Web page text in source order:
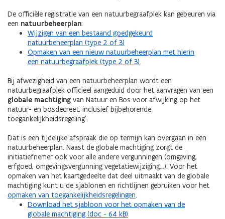
De officiële registratie van een natuurbegraafplek kan gebeuren via
een natuurbeheerplan:
Wijzigen van een bestaand goedgekeurd
natuurbeheerplan (type 2 of 3)
Opmaken van een nieuw natuurbeheerplan met hierin
een natuurbegraafplek (type 2 of 3)
Bij afwezigheid van een natuurbeheerplan wordt een
natuurbegraafplek officieel aangeduid door het aanvragen van een
globale machtiging van Natuur en Bos voor afwijking op het
natuur- en bosdecreet, inclusief bijbehorende
toegankelijkheidsregeling’.
Dat is een tijdelijke afspraak die op termijn kan overgaan in een
natuurbeheerplan. Naast de globale machtiging zorgt de
initiatiefnemer ook voor alle andere vergunningen (omgeving,
erfgoed, omgevingsvergunning vegetatiewijziging…). Voor het
opmaken van het kaartgedeelte dat deel uitmaakt van de globale
machtiging kunt u de sjablonen en richtlijnen gebruiken voor het
opmaken van toegankelijkheidsregelingen.
Download het sjabloon voor het opmaken van de
globale machtiging (doc - 64 kB)